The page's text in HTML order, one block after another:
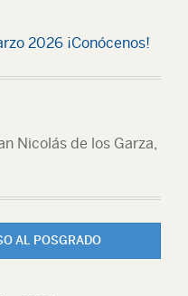
2026 ¡Conócenos!
Nicolás de los Garza,
AL POSGRADO